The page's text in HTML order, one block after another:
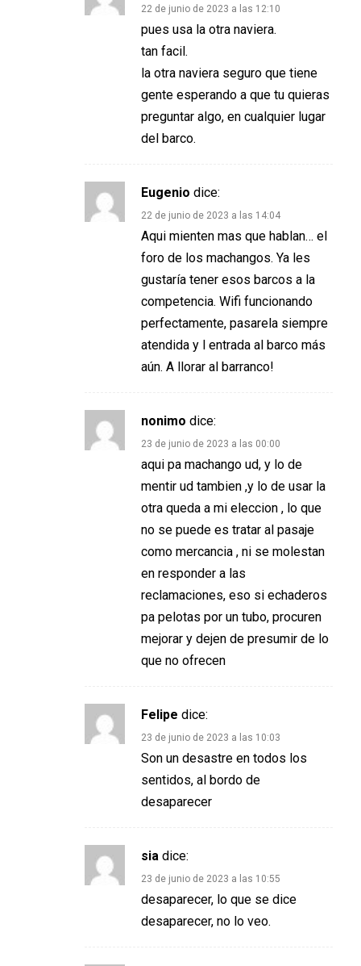
22 de junio de 2023 a las 12:10
pues usa la otra naviera.
tan facil.
la otra naviera seguro que tiene
gente esperando a que tu quieras
preguntar algo, en cualquier lugar
del barco.
Eugenio dice:
22 de junio de 2023 a las 14:04
Aqui mienten mas que hablan… el
foro de los machangos. Ya les
gustaría tener esos barcos a la
competencia. Wifi funcionando
perfectamente, pasarela siempre
atendida y l entrada al barco más
aún. A llorar al barranco!
nonimo dice:
23 de junio de 2023 a las 00:00
aqui pa machango ud, y lo de
mentir ud tambien ,y lo de usar la
otra queda a mi eleccion , lo que
no se puede es tratar al pasaje
como mercancia , ni se molestan
en responder a las
reclamaciones, eso si echaderos
pa pelotas por un tubo, procuren
mejorar y dejen de presumir de lo
que no ofrecen
Felipe dice:
23 de junio de 2023 a las 10:03
Son un desastre en todos los
sentidos, al bordo de
desaparecer
sia dice:
23 de junio de 2023 a las 10:55
desaparecer, lo que se dice
desaparecer, no lo veo.